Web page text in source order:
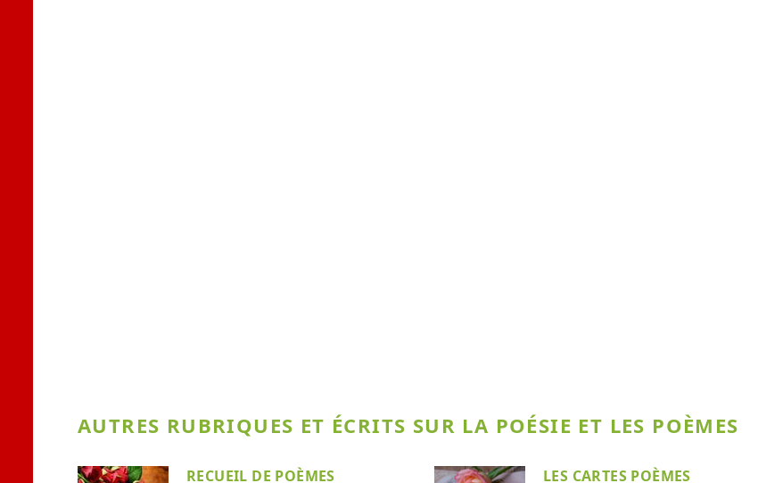
AUTRES RUBRIQUES ET ÉCRITS SUR LA POÉSIE ET LES POÈMES
RECUEIL DE POÈMES LES CARTES POÈMES